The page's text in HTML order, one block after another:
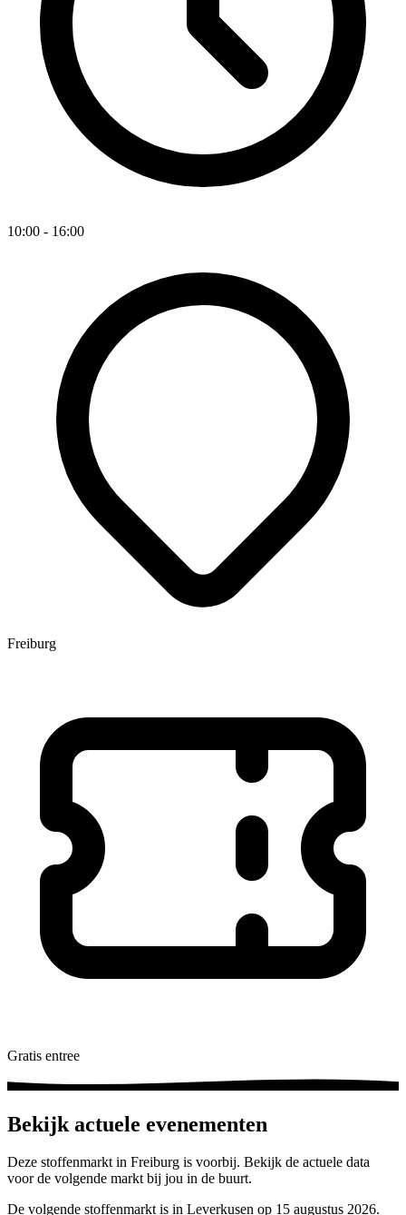
10:00 - 16:00
Freiburg
Gratis entree
Bekijk actuele evenementen
Deze stoffenmarkt in Freiburg is voorbij. Bekijk de actuele data
voor de volgende markt bij jou in de buurt.
De volgende stoffenmarkt is in Leverkusen op 15 augustus 2026.